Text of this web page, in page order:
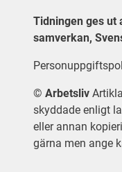
Tidningen ges ut
samverkan,
© Arbetsliv
skyddade enligt
eller annan
gärna men ange